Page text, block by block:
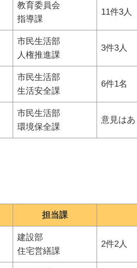
教育委員会
指導課
11件3人
市民生活部
人権推進課
3件3人
市民生活部
生活安全課
6件1名
市民生活部
環境保全課
意見は
担当課
建設部
住宅営繕課
2件2人